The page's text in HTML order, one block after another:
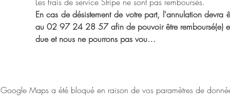
En cas de désistement de votre part, l'annulation
au 02 97 24 28 57 afin de pouvoir être remboursé(e)
due et nous ne pourrons pas vou…
Google Maps a été bloqué en raison de vos paramètres de